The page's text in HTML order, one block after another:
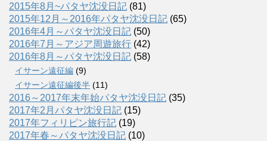
2015年8月~パタヤ沈没日記 (81)
2015年12月～2016年パタヤ沈没日記 (65)
2016年4月～パタヤ沈没日記 (50)
2016年7月～アジア周遊旅行 (42)
2016年8月～パタヤ沈没日記 (58)
イサーン遠征編 (9)
イサーン遠征編後半 (11)
2016～2017年末年始パタヤ沈没日記 (35)
2017年2月パタヤ沈没日記 (15)
2017年フィリピン旅行記 (19)
2017年春～パタヤ沈没日記 (10)